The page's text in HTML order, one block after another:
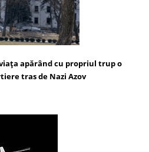
apărând cu propriul trup o
tras de Nazi Azov